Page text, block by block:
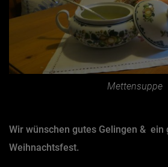
Mettensuppe
Wir wünschen gutes Gelingen & ein
Weihnachtsfest.